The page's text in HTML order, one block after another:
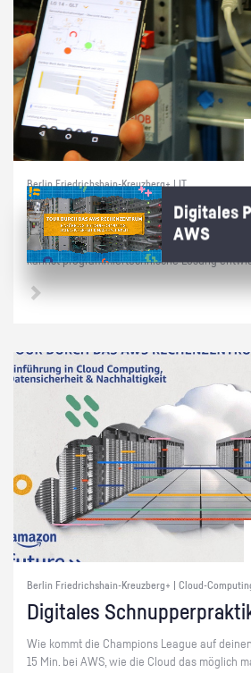
Berlin Friedrichshain-Kreuzberg+ | IT
Prak­ti­kum soft­ware­na­he
Du hast dich in­ten­siv mit Linux/Raspber­ry
kannst pro­gram­mier­tech­ni­sche Lö­sung
Berlin Friedrichshain-Kreuzberg+ | Cloud-
Di­gi­ta­les
Wie kommt die Cham­pi­ons Le­ague auf
15 Min. bei AWS, wie die Cloud das mög­lich
Digitales
AWS